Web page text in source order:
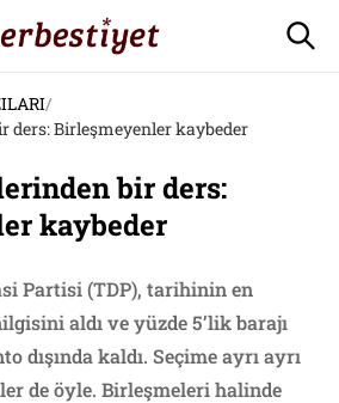
/
ders: Birleşmeyenler kaybeder
bir ders:
kaybeder
Partisi (TDP), tarihinin en
aldı ve yüzde 5’lik barajı
dışında kaldı. Seçime ayrı ayrı
de öyle. Birleşmeleri halinde